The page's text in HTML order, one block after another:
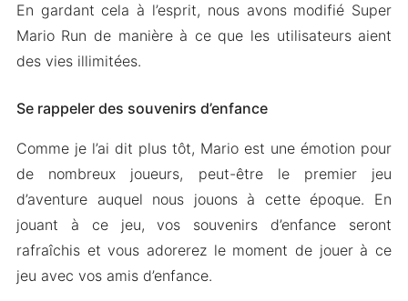
En gardant cela à l’esprit, nous avons modifié Super
Mario Run de manière à ce que les utilisateurs aient
des vies illimitées.
Se rappeler des souvenirs d’enfance
Comme je l’ai dit plus tôt, Mario est une émotion pour
de nombreux joueurs, peut-être le premier jeu
d’aventure auquel nous jouons à cette époque. En
jouant à ce jeu, vos souvenirs d’enfance seront
rafraîchis et vous adorerez le moment de jouer à ce
jeu avec vos amis d’enfance.